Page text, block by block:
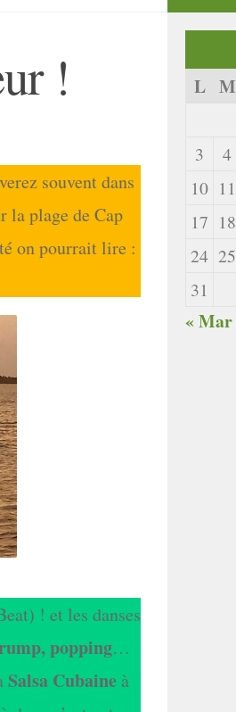
!
souvent dans
la plage de Cap
on pourrait lire :
! et les danses
popping…
Salsa Cubaine à
L M
3
4
10 11
17 18
24 25
31
« Mar